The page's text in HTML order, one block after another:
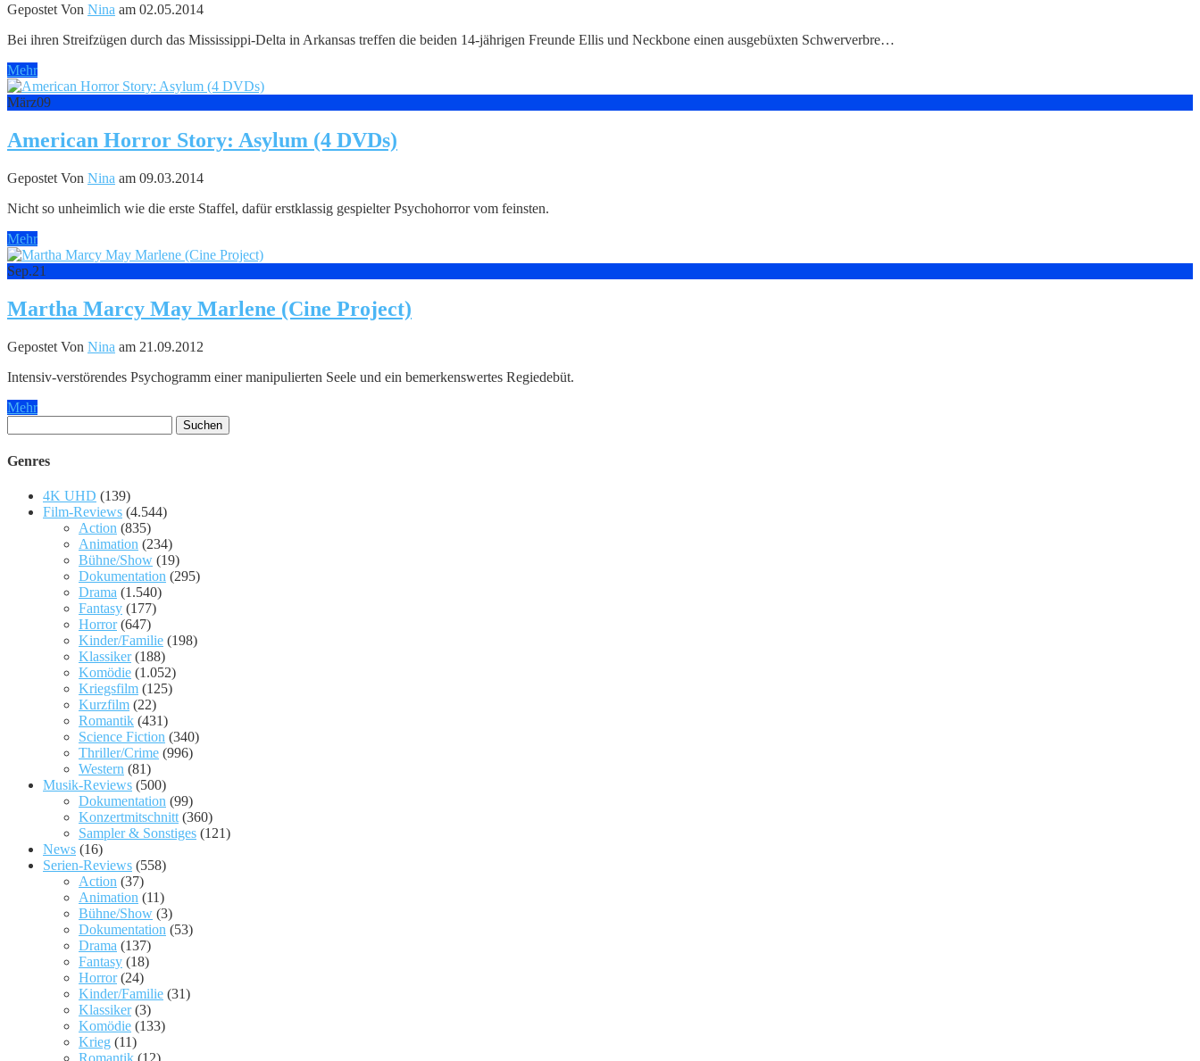
Gepostet Von Nina am 02.05.2014
Bei ihren Streifzügen durch das Mississippi-Delta in Arkansas treffen die beiden 14-jährigen Freunde Ellis und Neckbone einen ausgebüxten Schwerverbre…
Mehr
März09
American Horror Story: Asylum (4 DVDs)
Gepostet Von Nina am 09.03.2014
Nicht so unheimlich wie die erste Staffel, dafür erstklassig gespielter Psychohorror vom feinsten.
Mehr
Sep.21
Martha Marcy May Marlene (Cine Project)
Gepostet Von Nina am 21.09.2012
Intensiv-verstörendes Psychogramm einer manipulierten Seele und ein bemerkenswertes Regiedebüt.
Mehr
nach:
Genres
4K UHD (139)
Film-Reviews (4.544)
Action (835)
Animation (234)
Bühne/Show (19)
Dokumentation (295)
Drama (1.540)
Fantasy (177)
Horror(647)
Kinder/Familie (198)
Klassiker(188)
Komödie (1.052)
Kriegsfilm (125)
Kurzfilm (22)
Romantik (431)
Science Fiction (340)
Thriller/Crime (996)
Western (81)
Musik-Reviews (500)
Dokumentation (99)
Konzertmitschnitt (360)
Sampler & Sonstiges (121)
News (16)
Serien-Reviews (558)
Action (37)
Animation (11)
Bühne/Show (3)
Dokumentation (53)
Drama (137)
Fantasy (18)
Horror(24)
Kinder/Familie (31)
Klassiker(3)
Komödie (133)
Krieg (11)
Romantik (12)